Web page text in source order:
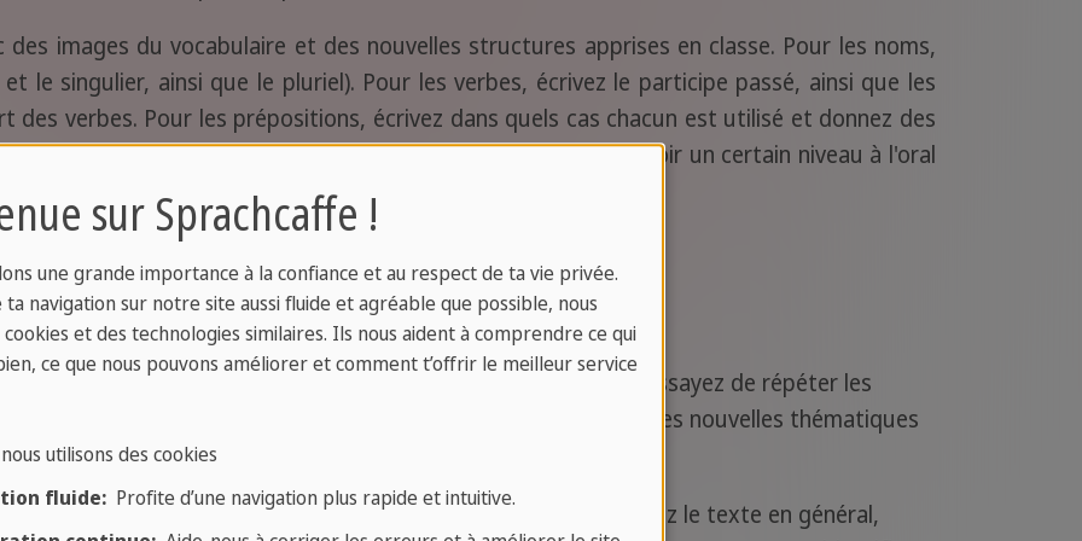
des images du vocabulaire et des nouvelles structures apprises en classe. Pour les noms,
et le singulier, ainsi que le pluriel). Pour les verbes, écrivez le participe passé, ainsi que les
des verbes. Pour les prépositions, écrivez dans quels cas chacun est utilisé et donnez des
être dans le contexte dans lequel il est utilisé. Pour avoir un certain niveau à l'oral
solides à l'écrit.
Lecture, écriture, oral
orale en espagnol
dans des situations de la vie quotidienne, essayez de répéter les
dressez des phrases et ajoutez-les à une conversation avec les nouvelles thématiques
lecture en espagnol,essayez de suivre une série d'étapes: voyez le texte en général,
sur Sprachcaffe !
une grande importance à la confiance et au respect de ta vie privée.
navigation sur notre site aussi fluide et agréable que possible, nous
cookies et des technologies similaires. Ils nous aident à comprendre ce qui
ce que nous pouvons améliorer et comment t’offrir le meilleur service
utilisons des cookies
fluide:Profite d’une navigation plus rapide et intuitive.